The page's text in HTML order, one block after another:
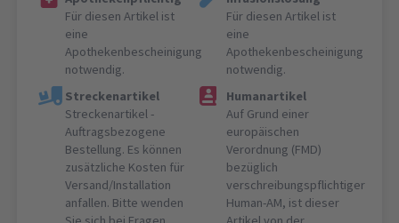
Für diesen Artikel ist
eine
Apothekenbescheinigung
notwendig.
Für diesen Artikel ist
eine
Apothekenbescheinigung
notwendig.
Streckenartikel
Streckenartikel -
Auftragsbezogene
Bestellung. Es können
zusätzliche Kosten für
Versand/Installation
anfallen. Bitte wenden
Humanartikel
Auf Grund einer
europäischen
Verordnung (FMD)
bezüglich
verschreibungspflichtiger
Human-AM, ist dieser